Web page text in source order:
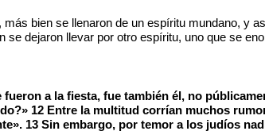
bien se llenaron de un espíritu mundano, y
se dejaron llevar por otro espíritu, uno que se
a la fiesta, fue también él, no
12 Entre la multitud corrían muchos
13 Sin embargo, por temor a los judíos